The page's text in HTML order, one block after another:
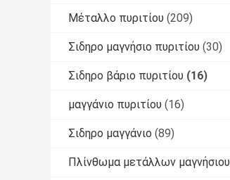
Μέταλλο πυριτίου (209)
Σιδηρο μαγνήσιο πυριτίου (30)
Σιδηρο βάριο πυριτίου (16)
μαγγάνιο πυριτίου (16)
Σιδηρο μαγγάνιο (89)
Πλίνθωμα μετάλλων μαγνήσιου